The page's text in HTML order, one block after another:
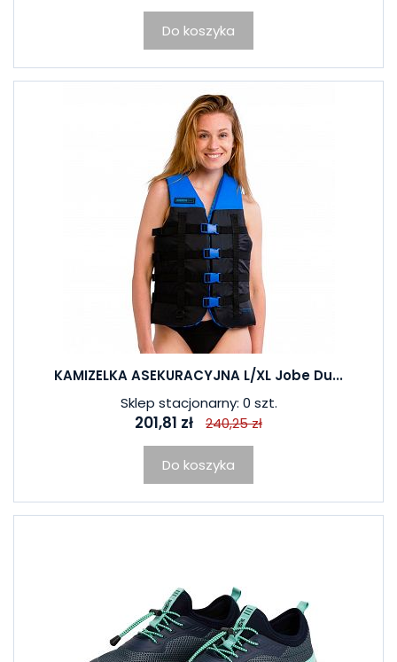
Do koszyka
KAMIZELKA ASEKURACYJNA L/XL Jobe Du...
Sklep stacjonarny: 0 szt.
201,81 zł 240,25 zł
Do koszyka